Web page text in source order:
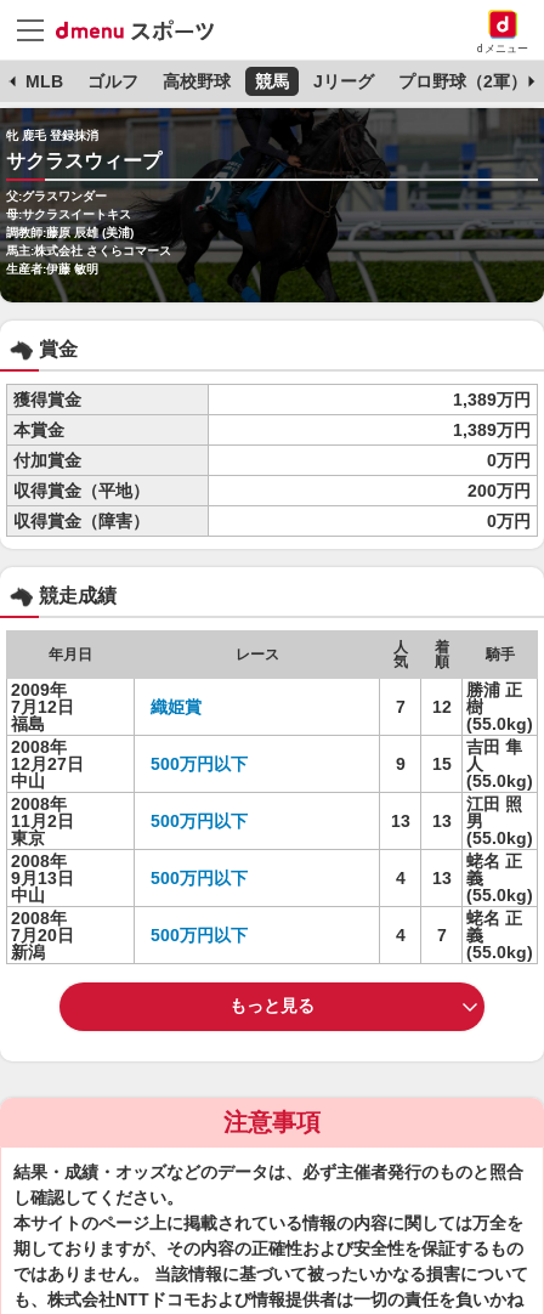
dメニュー
MLB ゴルフ 高校野球 競馬 Jリーグ プロ野球（2軍）
牝 鹿毛 登録抹消
サクラスウィープ
父:グラスワンダー
母:サクラスイートキス
調教師:藤原 辰雄 (美浦)
馬主:株式会社 さくらコマース
生産者:伊藤 敏明
賞金
獲得賞金
1,389万円
本賞金
1,389万円
付加賞金
0万円
収得賞金（平地）
200万円
収得賞金（障害）
0万円
競走成績
年月日 レース
人
気
着
順
騎手
2009年
7月12日
福島
織姫賞 7 12
勝浦 正
樹
(55.0kg)
2008年
12月27日
中山
500万円以下 9 15
吉田 隼
人
(55.0kg)
2008年
11月2日
東京
500万円以下 13 13
江田 照
男
(55.0kg)
2008年
9月13日
中山
500万円以下 4 13
蛯名 正
義
(55.0kg)
2008年
7月20日
新潟
500万円以下 4 7
蛯名 正
義
(55.0kg)
もっと見る
注意事項
結果・成績・オッズなどのデータは、必ず主催者発行のものと照合
し確認してください。
本サイトのページ上に掲載されている情報の内容に関しては万全を
期しておりますが、その内容の正確性および安全性を保証するもの
ではありません。 当該情報に基づいて被ったいかなる損害について
も、株式会社NTTドコモおよび情報提供者は一切の責任を負いかね